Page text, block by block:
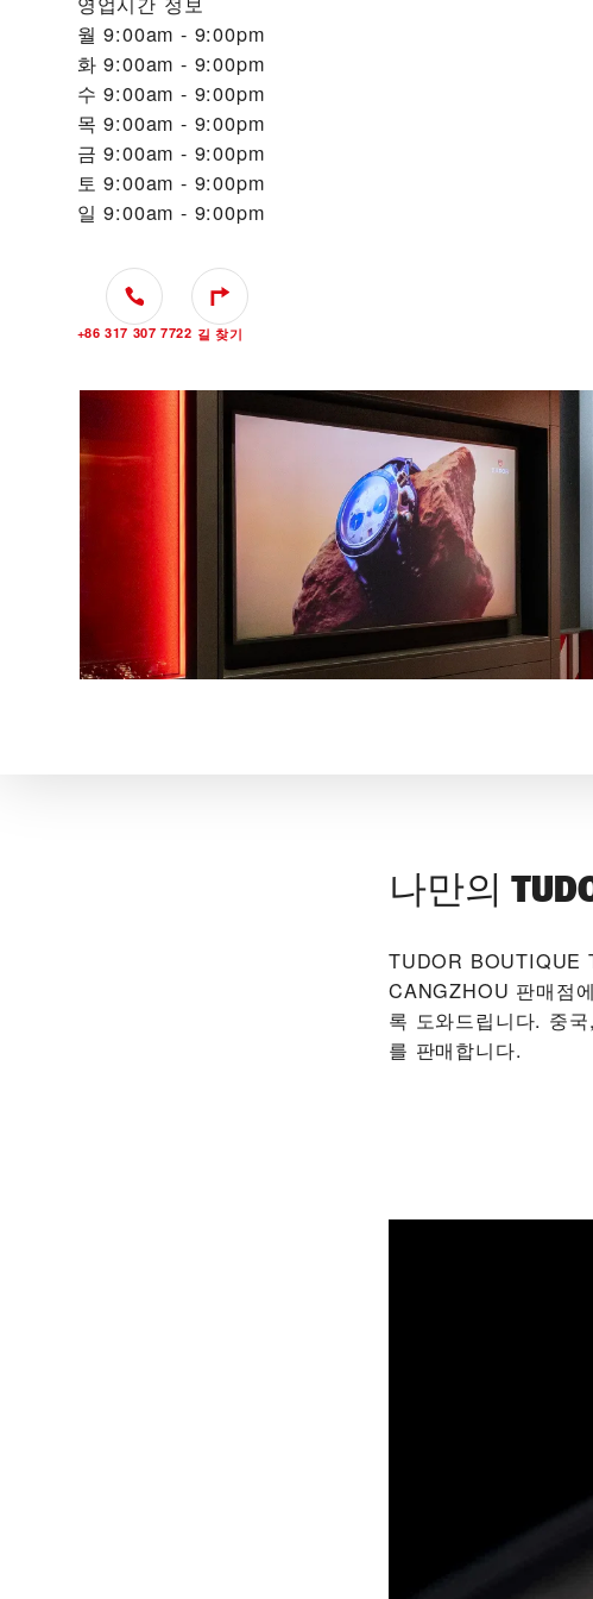
월 9:00am - 9:00pm
화 9:00am - 9:00pm
수 9:00am - 9:00pm
목 9:00am - 9:00pm
금 9:00am - 9:00pm
토 9:00am - 9:00pm
일 9:00am - 9:00pm
+86 317 307 7722 길 찾기
나만의
‭TUDOR BOUTIQUE
CANGZHOU‬ 판매점
록 도와드립니다. 중
를 판매합니다.